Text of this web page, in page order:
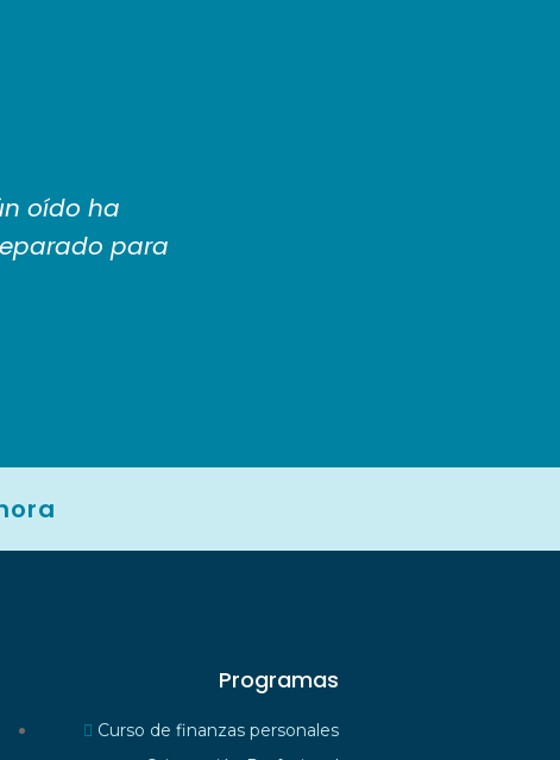
oído ha
para
Programas
Curso de finanzas personales